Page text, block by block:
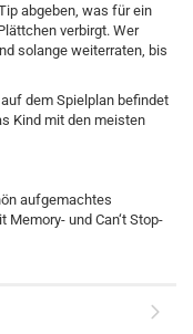
abgeben, was für ein
verbirgt. Wer
solange weiterraten, bis
dem Spielplan befindet
Kind mit den meisten
aufgemachtes
Memory- und Can‘t Stop-